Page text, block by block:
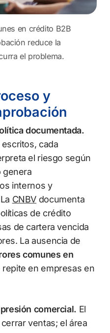
en crédito B2B
reduce la
el problema.
y
documentada.
cada
el riesgo según
genera
internos y
CNBV documenta
de crédito
de cartera vencida
La ausencia de
comunes en
repite en empresas en
comercial. El
ventas; el área